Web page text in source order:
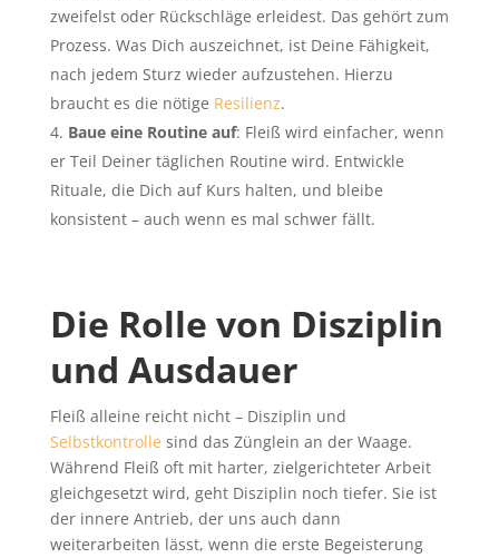
zweifelst oder Rückschläge erleidest. Das gehört zum
Prozess. Was Dich auszeichnet, ist Deine Fähigkeit,
nach jedem Sturz wieder aufzustehen. Hierzu
braucht es die nötige Resilienz.
Baue eine Routine auf: Fleiß wird einfacher, wenn
er Teil Deiner täglichen Routine wird. Entwickle
Rituale, die Dich auf Kurs halten, und bleibe
konsistent – auch wenn es mal schwer fällt.
Die Rolle von Disziplin
und Ausdauer
Fleiß alleine reicht nicht – Disziplin und
Selbstkontrolle sind das Zünglein an der Waage.
Während Fleiß oft mit harter, zielgerichteter Arbeit
gleichgesetzt wird, geht Disziplin noch tiefer. Sie ist
der innere Antrieb, der uns auch dann
weiterarbeiten lässt, wenn die erste Begeisterung